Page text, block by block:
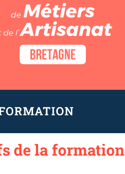
de la formation